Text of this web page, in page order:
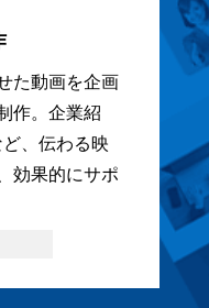
た動画を企画
作。企業紹
、伝わる映
効果的にサポ